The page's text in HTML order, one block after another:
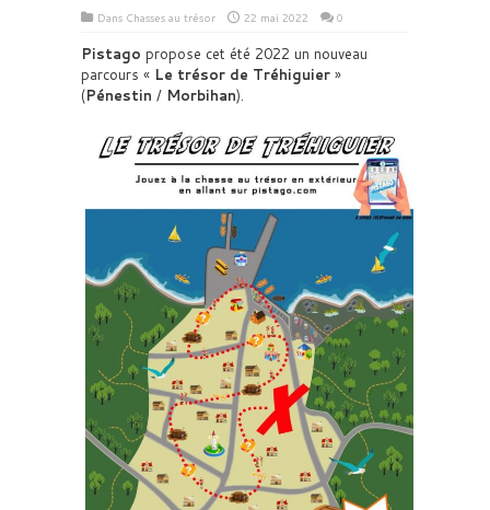
Dans Chasses au trésor 22 mai 2022 0
Pistago propose cet été 2022 un nouveau
parcours « Le trésor de Tréhiguier »
(Pénestin / Morbihan).